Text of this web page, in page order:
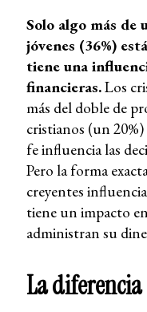
Solo algo más de
jóvenes (36%)
tiene una
financieras.Los
más del doble de
cristianos (un
fe influencia las
Pero la forma
creyentes
tiene un impacto
administran su
La